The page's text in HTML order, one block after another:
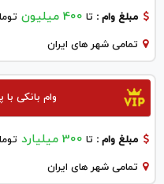
مبلغ وام : تا 400 میلیون
تمامی شهر های ایران
وام بانکی با
مبلغ وام : تا 300 میلیارد
تمامی شهر های ایران